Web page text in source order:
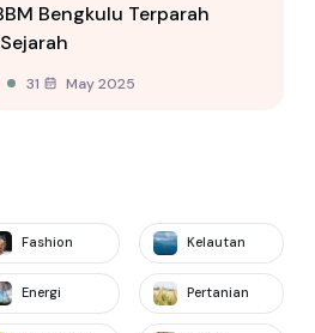
Bengkulu Terparah
31 May 2025
Fashion Kelautan
Energi Pertanian